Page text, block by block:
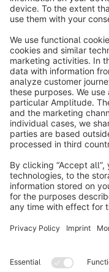
Terms & Conditions
Copyright ©
Notice: * All prices are